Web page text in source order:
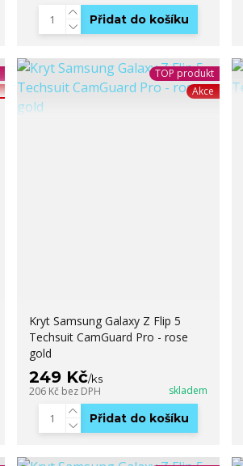
Přidat do košíku
TOP produkt
Akce
Kryt Samsung Galaxy Z Flip 5
Techsuit CamGuard Pro - rose
gold
249 Kč/ks
206 Kč bez DPH skladem
Přidat do košíku